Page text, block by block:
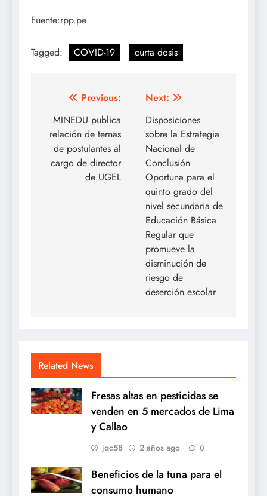
Fuente:rpp.pe
Tagged: COVID-19 curta dosis
Navegación
de
entradas
Previous:
MINEDU publica
relación de ternas
de postulantes al
cargo de director
de UGEL
Next:
Disposiciones
sobre la Estrategia
Nacional de
Conclusión
Oportuna para el
quinto grado del
nivel secundaria de
Educación Básica
Regular que
promueve la
disminución de
riesgo de
deserción escolar
Related News
Fresas altas en pesticidas se
venden en 5 mercados de Lima
y Callao
jqc58 2 años ago 0
Beneficios de la tuna para el
consumo humano